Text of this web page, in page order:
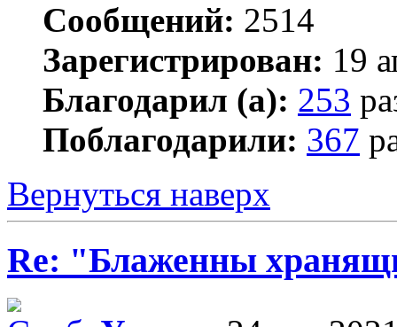
Сообщений: 2514
Зарегистрирован: 19
Благодарил (а): 253
Поблагодарили: 367
Вернуться наверх
Re: "Блаженны